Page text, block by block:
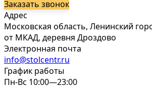
Заказать звонок
Адрес
Московская область, Ленинский
от МКАД, деревня Дроздово
Электронная почта
info@stolcentr.ru
График работы
Пн-Вс 10:00—23:00